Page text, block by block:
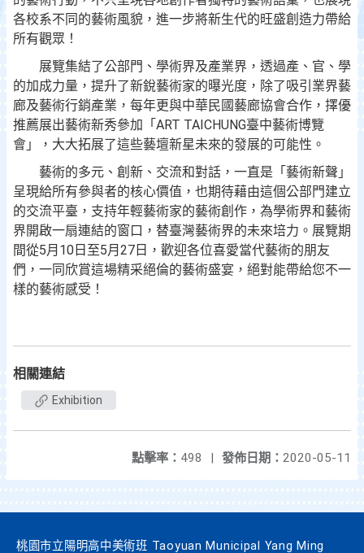
各校系不同的藝術風貌，進一步將新生代的旺盛創造力帶給
所有觀眾！
展覽集結了公部門、學術界及產業界，透過產、官、學
的加成力量，提升了新銳藝術家的曝光度，除了吸引業界藝
廊及藝術行銷產業，每年更與中華民國藝廊協會合作，擇優
推薦展出藝術新秀參加「ART TAICHUNG臺中藝術博覽
會」，大大拓展了這些藝壇新星未來的發展的可能性。
藝術的多元、創新、交流和對話，一直是「藝術新聲」
呈現給所有參與者的核心價值，也期待藉由這個公部門建立
的交流平臺，支持年輕藝術家的藝術創作，為學術界和藝術
界開啟一扇連結的窗口，替臺灣藝術界的未來培力。展覽期
間從5月10日至5月27日，歡迎各位喜愛當代藝術的朋友
們，一同欣賞這場精采絕倫的藝術盛宴，絕對能帶給您不一
樣的藝術感受！
相關連結
Exhibition
發佈日期： 2020-05-11
點擊率： 498 |
桃園市立陽明高中美術班 Taoyuan Municipal Yang Ming